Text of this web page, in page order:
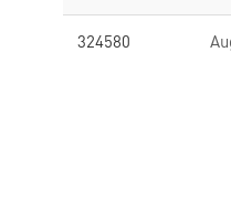
324580